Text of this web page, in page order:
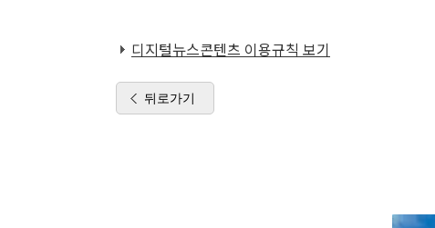
디지털뉴스콘텐츠 이용규칙 보기
뒤로가기